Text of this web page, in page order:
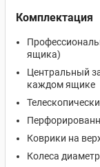
Комплектация
ящика)
Центральный
каждом ящике
Коврики на
Колеса